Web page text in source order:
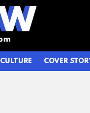
CULTURE COVER